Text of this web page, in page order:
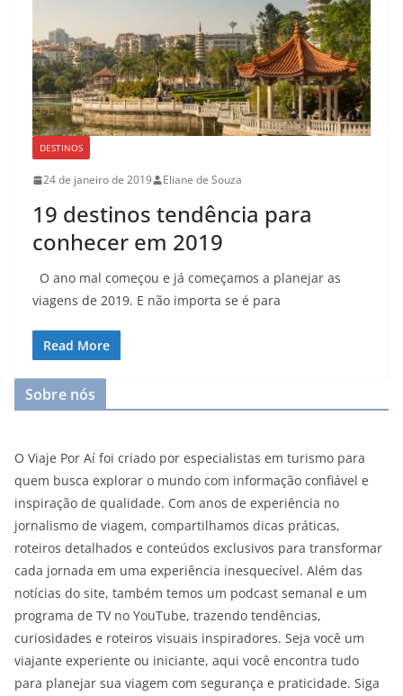
DESTINOS
24 de janeiro de 2019 Eliane de Souza
19 destinos tendência para
conhecer em 2019
O ano mal começou e já começamos a planejar as
viagens de 2019. E não importa se é para
Read More
Sobre nós
O Viaje Por Aí foi criado por especialistas em turismo para
quem busca explorar o mundo com informação confiável e
inspiração de qualidade. Com anos de experiência no
jornalismo de viagem, compartilhamos dicas práticas,
roteiros detalhados e conteúdos exclusivos para transformar
cada jornada em uma experiência inesquecível. Além das
notícias do site, também temos um podcast semanal e um
programa de TV no YouTube, trazendo tendências,
curiosidades e roteiros visuais inspiradores. Seja você um
viajante experiente ou iniciante, aqui você encontra tudo
para planejar sua viagem com segurança e praticidade. Siga